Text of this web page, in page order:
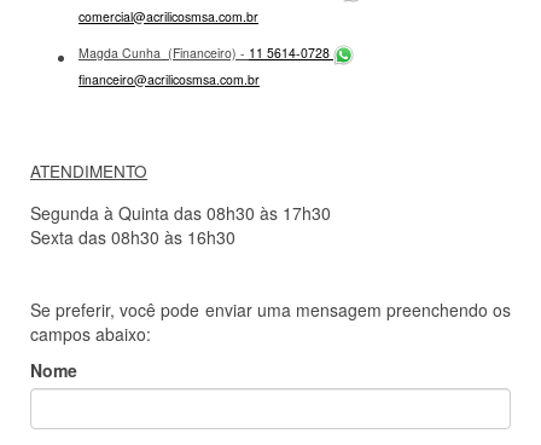
comercial@acrilicosmsa.com.br
Magda Cunha (Financeiro) - 11 5614-0728
financeiro@acrilicosmsa.com.br
ATENDIMENTO
Segunda à Quinta das 08h30 às 17h30
Sexta das 08h30 às 16h30
Se preferir, você pode enviar uma mensagem preenchendo os
campos abaixo:
Nome